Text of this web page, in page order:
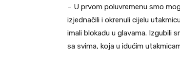
– U prvom poluvremenu smo
izjednačili i okrenuli cijelu
imali blokadu u glavama. Izgubili
sa svima, koja u idućim